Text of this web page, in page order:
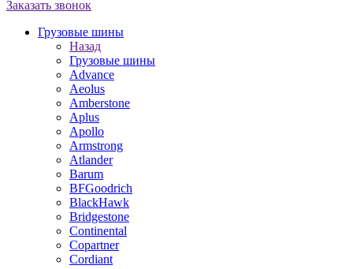
Заказать звонок
Грузовые шины
Назад
Грузовые шины
Advance
Aeolus
Amberstone
Aplus
Apollo
Armstrong
Atlander
Barum
BFGoodrich
BlackHawk
Bridgestone
Continental
Copartner
Cordiant